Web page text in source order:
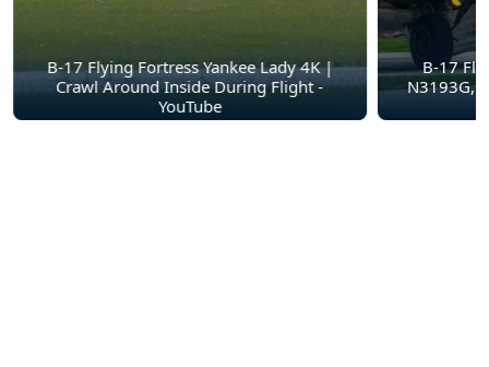
B-17 Flying Fortress Yankee Lady 4K |
Crawl Around Inside During Flight -
YouTube
B-17
N3193G,